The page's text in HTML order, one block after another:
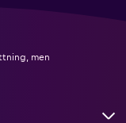
men